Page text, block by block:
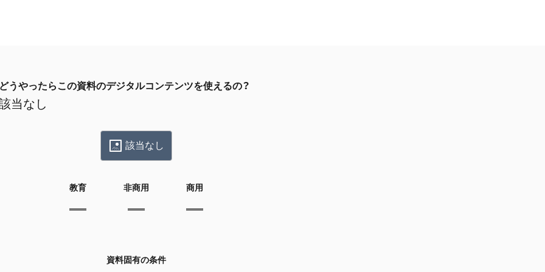
どうやったらこの資料のデジタルコンテンツを使えるの？
当なし
該当なし
教育 非商用 商用
資料固有の条件